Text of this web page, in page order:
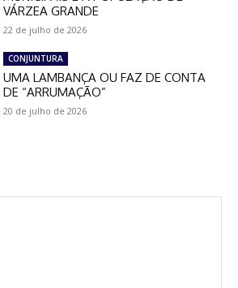
VÁRZEA GRANDE
22 de julho de 2026
CONJUNTURA
UMA LAMBANÇA OU FAZ DE CONTA
DE “ARRUMAÇÃO”
20 de julho de 2026